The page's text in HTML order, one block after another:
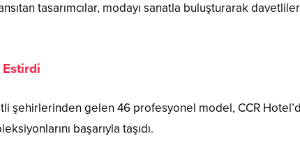
tasarımcılar, modayı sanatla buluşturarak
şehirlerinden gelen 46 profesyonel model, CCR
başarıyla taşıdı.